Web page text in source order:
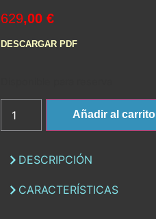
629,00 €
DESCARGAR PDF
Añadir al carrito
DESCRIPCIÓN
CARACTERÍSTICAS